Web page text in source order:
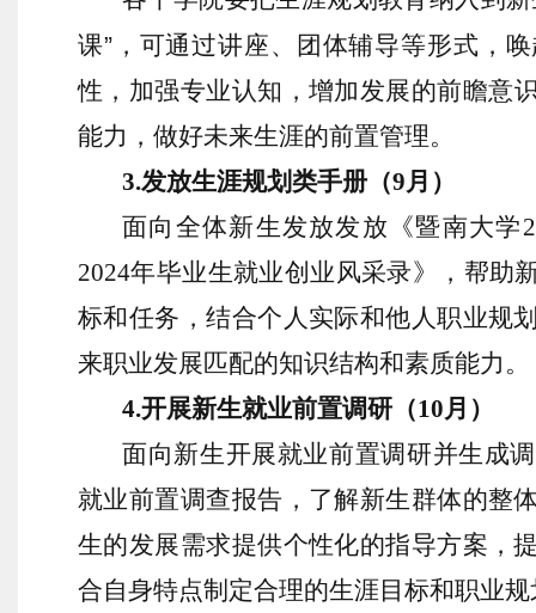
课”，可通过讲座、团体辅导等形式，
性， 加强专业认知 ，增加发展的前瞻意
能力，做好未来生涯的前置管理。
3.发放生涯规划类手册（9月）
面向全体新生发放发放《暨南大学
2024年毕业生就业创业风采录》，帮助
标和任务，结合个人实际和他人职业规
来职业发展匹配的知识结构和素质能力。
4.开展新生就业前置调研（10月）
面向新生开展就业前置调研并生成
就业前置调查报告，了解新生群体的整
生的发展需求提供个性化的指导方案，
合自身特点制定合理的生涯目标和职业规